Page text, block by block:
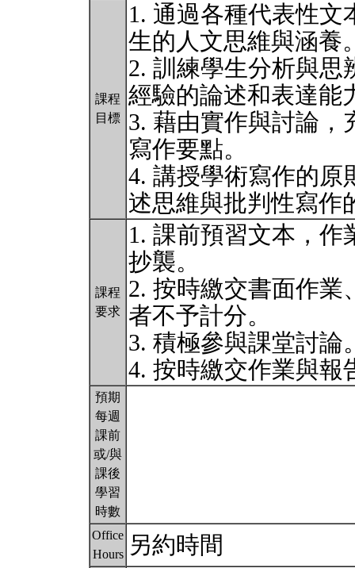
課程
目標
1. 通過各種代表性
生的人文思維與涵養
2. 訓練學生分析與思
經驗的論述和表達能
3. 藉由實作與討論，
寫作要點。
4. 講授學術寫作的原
述思維與批判性寫作
課程
要求
1. 課前預習文本，
抄襲。
2. 按時繳交書面作業
者不予計分。
3. 積極參與課堂討論
4. 按時繳交作業與報
預期
每週
課前
或/與
課後
學習
時數
Office
Hours
另約時間